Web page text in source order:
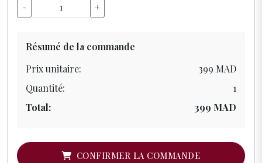
- +
Résumé de la commande
Prix unitaire:
399 MAD
Quantité:
1
Total:
399 MAD
CONFIRMER LA COMMANDE